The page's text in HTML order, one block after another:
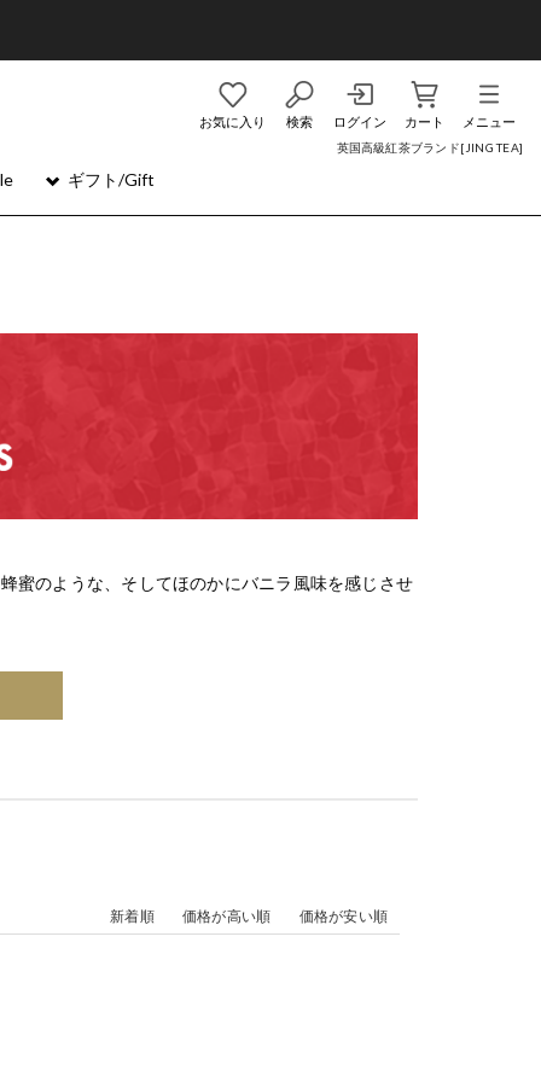
英国高級紅茶ブランド[JING TEA]
お気に入り 検索 ログイン カート メニュー
ギフト/Gift
蜜のような、そしてほのかにバニラ風味を感じさせ
新着順 価格が高い順 価格が安い順